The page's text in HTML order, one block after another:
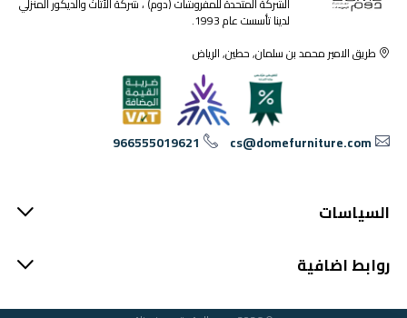
لدينا تأسست عام 1993.
طريق الامير محمد بن سلمان, حطين, الرياض
cs@domefurniture.com
966555019621
السياسات
روابط اضافية